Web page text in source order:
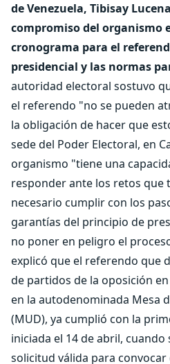
de Venezuela, Tibisay
compromiso del organismo
cronograma para el
presidencial y las normas
autoridad electoral sostuvo
el referendo "no se pueden
la obligación de hacer que
sede del Poder Electoral, en
organismo "tiene una
responder ante los retos que
necesario cumplir con los
garantías del principio de
no poner en peligro el
explicó que el referendo que
de partidos de la oposición
en la autodenominada Mesa
(MUD), ya cumplió con la
iniciada el 14 de abril,
solicitud válida para convocar